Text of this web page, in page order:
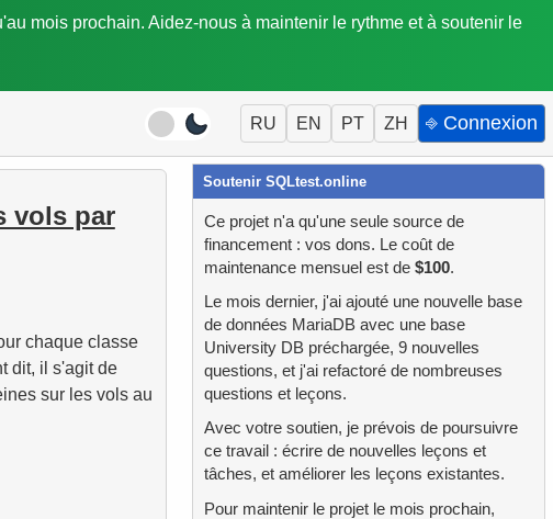
mois prochain. Aidez-nous à maintenir le rythme et à soutenir le
RU EN PT ZH ⎆ Connexion
vols par
chaque classe
dit, il s'agit de
sur les vols au
Soutenir SQLtest.online
Ce projet n'a qu'une seule source de
financement : vos dons. Le coût de
maintenance mensuel est de $100.
Le mois dernier, j'ai ajouté une nouvelle base
de données MariaDB avec une base
University DB préchargée, 9 nouvelles
questions, et j'ai refactoré de nombreuses
questions et leçons.
Avec votre soutien, je prévois de poursuivre
ce travail : écrire de nouvelles leçons et
tâches, et améliorer les leçons existantes.
Pour maintenir le projet le mois prochain,